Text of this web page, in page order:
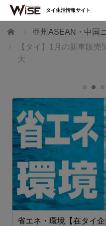
ホーム
亜州ASEAN・中国
【タイ】1月の新車販
大
省エネ・環境【在タイ企
タイ生活情報サイト